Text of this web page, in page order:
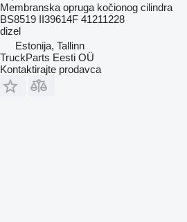
Membranska opruga kočionog cilindra
BS8519 II39614F 41211228
dizel
Estonija, Tallinn
TruckParts Eesti OÜ
Kontaktirajte prodavca